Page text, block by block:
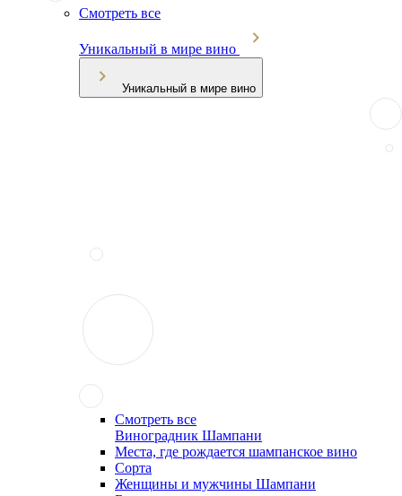
Смотреть все
Уникальный в мире вино
Уникальный в мире вино
Смотреть все
Виноградник Шампани
Места, где рождается шампанское вино
Сорта
Женщины и мужчины Шампани